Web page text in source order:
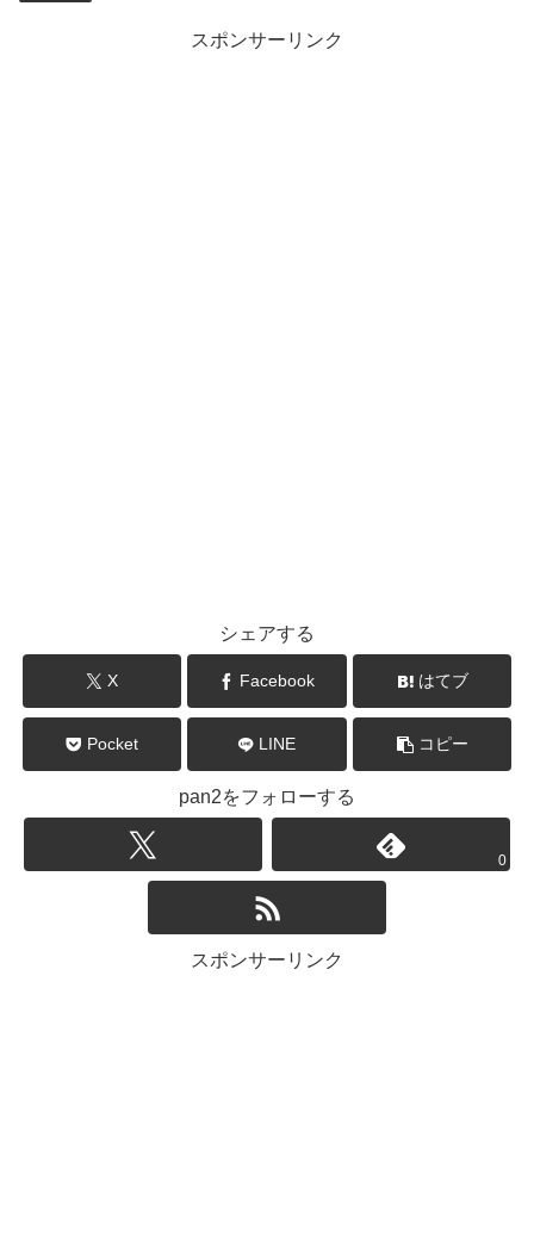
スポンサーリンク
シェアする
X Facebook はてブ
Pocket LINE コピー
pan2をフォローする
0
スポンサーリンク